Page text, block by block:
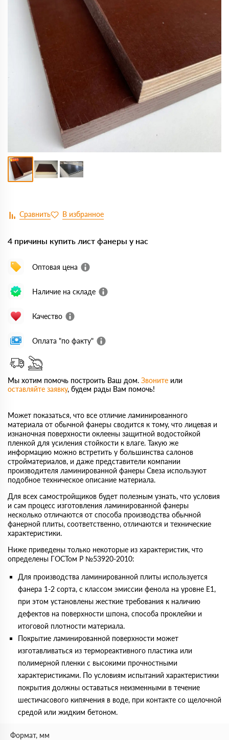
4 причины купить лист фанеры у нас
Оптовая цена
Наличие на складе
Качество
Оплата "по факту"
Мы хотим помочь построить Ваш дом. Звоните или
оставляйте заявку, будем рады Вам помочь!
Может показаться, что все отличие ламинированного
материала от обычной фанеры сводится к тому, что лицевая и
изнаночная поверхности оклеены защитной водостойкой
пленкой для усиления стойкости к влаге. Такую же
информацию можно встретить у большинства салонов
стройматериалов, и даже представители компании
производителя ламинированной фанеры Свеза используют
подобное техническое описание материала.
Для всех самостройщиков будет полезным узнать, что условия
и сам процесс изготовления ламинированной фанеры
несколько отличаются от способа производства обычной
фанерной плиты, соответственно, отличаются и технические
характеристики.
Ниже приведены только некоторые из характеристик, что
определены ГОСТом Р №53920-2010:
Для производства ламинированной плиты используется
фанера 1-2 сорта, с классом эмиссии фенола на уровне Е1,
при этом установлены жесткие требования к наличию
дефектов на поверхности шпона, способа проклейки и
итоговой плотности материала.
Покрытие ламинированной поверхности может
изготавливаться из термореактивного пластика или
полимерной пленки с высокими прочностными
характеристиками. По условиям испытаний характеристики
покрытия должны оставаться неизменными в течение
шестичасового кипячения в воде, при контакте со щелочной
средой или жидким бетоном.
Формат, мм